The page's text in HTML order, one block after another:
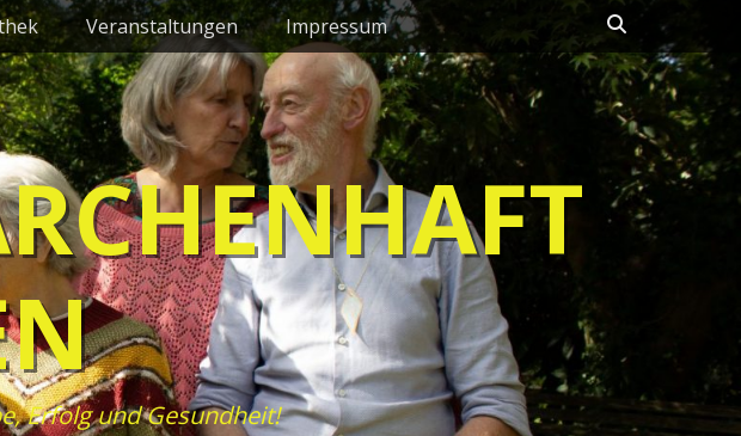
Veranstaltungen Impressum
Erfolg und Gesundheit!